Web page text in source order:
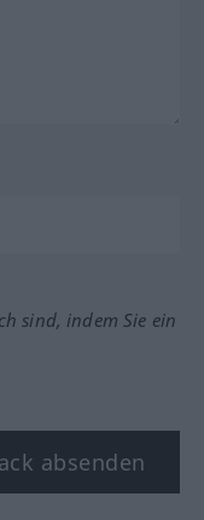
sind, indem Sie ein
absenden